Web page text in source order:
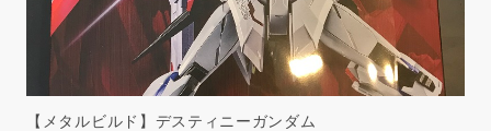
【メタルビルド】デスティニーガンダム